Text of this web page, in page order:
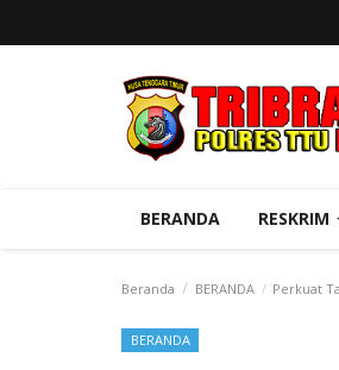
BERANDA RESKRIM
Beranda BERANDA Perkuat
BERANDA